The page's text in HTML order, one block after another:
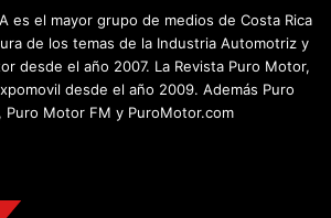
es el mayor grupo de medios de Costa Rica
de los temas de la Industria Automotriz y
desde el año 2007. La Revista Puro Motor,
desde el año 2009. Además Puro
Puro Motor FM y PuroMotor.com